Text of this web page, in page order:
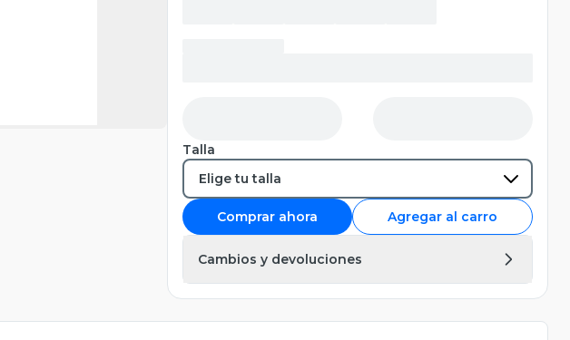
Talla
Comprar ahora Agregar al carro
Cambios y devoluciones